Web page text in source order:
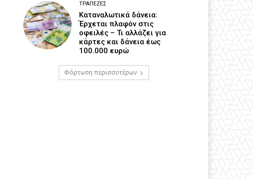
ΤΡΆΠΕΖΕΣ
Καταναλωτικά δάνεια:
Έρχεται πλαφόν στις
οφειλές – Τι αλλάζει για
κάρτες και δάνεια έως
100.000 ευρώ
Φόρτωση περισσοτέρων